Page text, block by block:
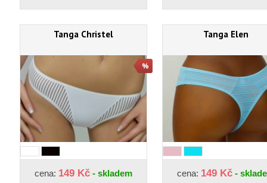
Tanga Christel
cena: 149 Kč - skladem
Tanga Elen
cena: 149 Kč -